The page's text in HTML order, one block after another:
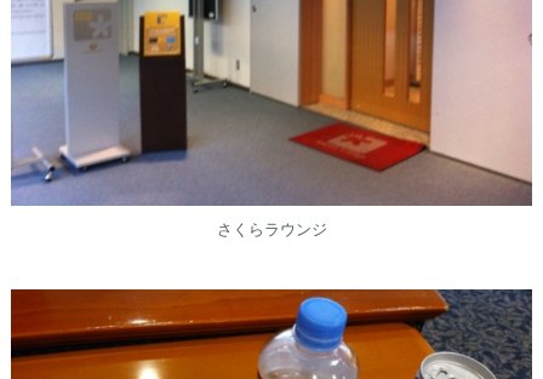
さくらラウンジ